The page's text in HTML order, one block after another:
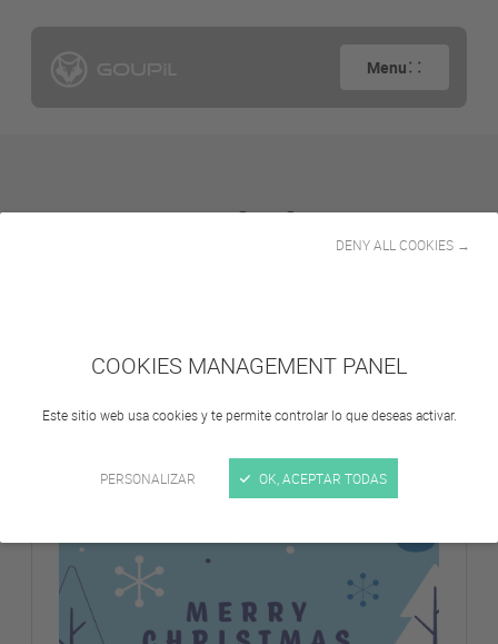
COOKIES MANAGEMENT PANEL
Este sitio web usa cookies y te permite controlar lo que deseas activar.
PERSONALIZAR
DENY ALL COOKIES →
OK, ACEPTAR TODAS
Menu
Noticias
Todas las categorías